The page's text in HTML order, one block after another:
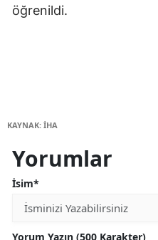
öğrenildi.
KAYNAK: İHA
Yorumlar
İsim*
Yorum Yazın (500 Karakter)